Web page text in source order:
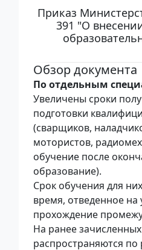
Приказ
391 "О
Обзор документа
По отдельным
Увеличены сроки
подготовки
(сварщиков,
мотористов,
обучение после
образование).
Срок обучения для
время, отведенное на
прохождение
На ранее
распространяются